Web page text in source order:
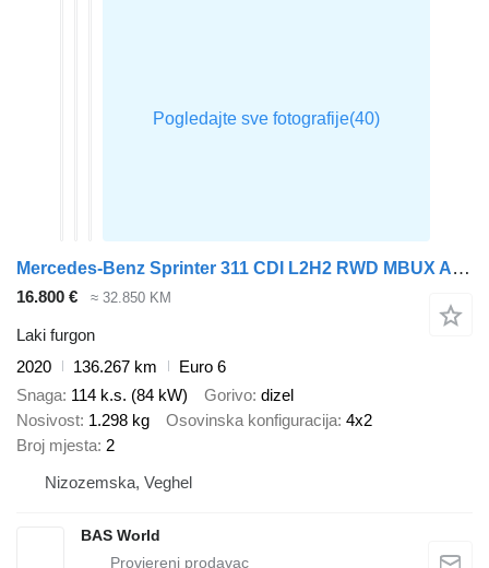
Mercedes-Benz Sprinter 311 CDI L2H2 RWD MBUX Airco Inbouw Werkplaats Rijplaat
16.800 € ≈ 32.850 KM
Laki furgon
2020
136.267 km
Euro 6
Snaga 114 k.s. (84 kW) Gorivo dizel
Nosivost 1.298 kg Osovinska konfiguracija 4x2
Broj mjesta 2
Nizozemska, Veghel
BAS World